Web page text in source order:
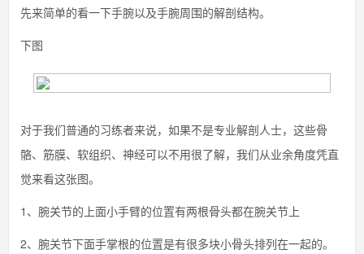
先来简单的看一下手腕以及手腕周围的解剖结构。
下图
对于我们普通的习练者来说，如果不是专业解剖人士，这些骨
骼、筋膜、软组织、神经可以不用很了解，我们从业余角度凭直
觉来看这张图。
1、腕关节的上面小手臂的位置有两根骨头都在腕关节上
2、腕关节下面手掌根的位置是有很多块小骨头排列在一起的。